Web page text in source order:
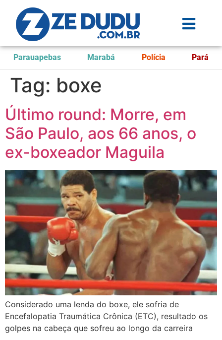
Parauapebas Marabá Polícia Pará
Tag: boxe
Último round: Morre, em
São Paulo, aos 66 anos, o
ex-boxeador Maguila
Considerado uma lenda do boxe, ele sofria de
Encefalopatia Traumática Crônica (ETC), resultado os
golpes na cabeça que sofreu ao longo da carreira